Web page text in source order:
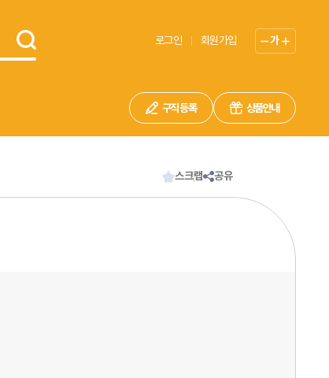
로그인 회원가입 가
구직 등록 상품안내
스크랩 공유